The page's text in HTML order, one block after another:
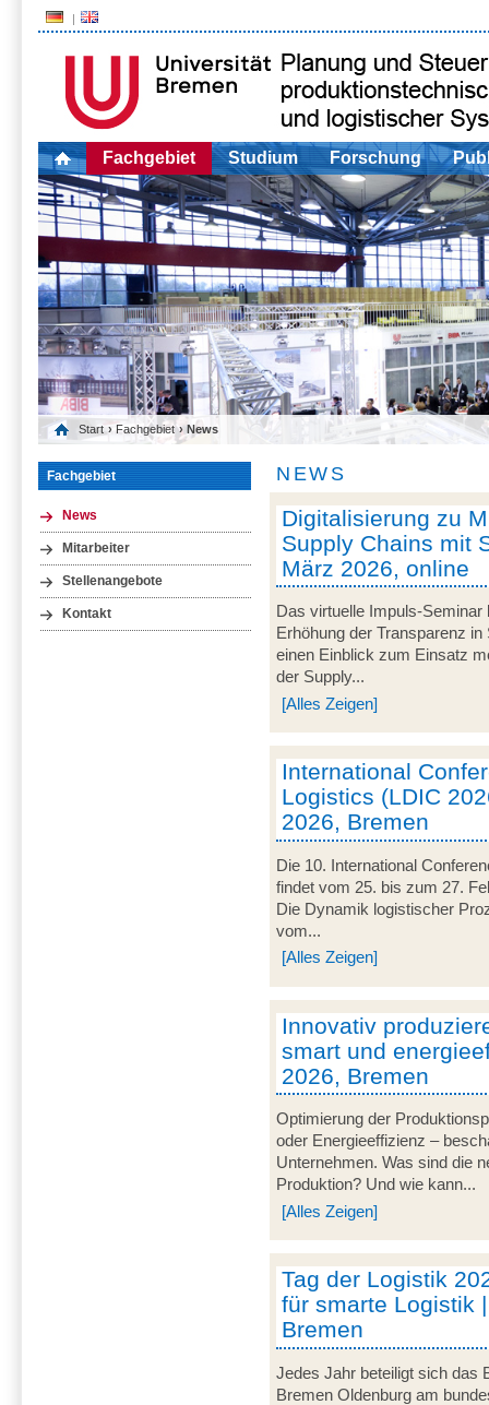
Fachgebiet Studium Forschung
Start › Fachgebiet › News
Fachgebiet
News
Mitarbeiter
Stellenangebote
Kontakt
NEWS
Digitalisierung zu
Supply Chains mit
März 2026, online
Das virtuelle Impuls-Seminar
Erhöhung der Transparenz
einen Einblick zum Einsatz
der Supply...
[Alles Zeigen]
International
Logistics (LDIC
2026, Bremen
Die 10. International
findet vom 25. bis zum 27.
Die Dynamik logistischer
vom...
[Alles Zeigen]
Innovativ
smart und
2026, Bremen
Optimierung der
oder Energieeffizienz –
Unternehmen. Was sind die
Produktion? Und wie kann...
[Alles Zeigen]
Tag der Logistik
für smarte Logistik
Bremen
Jedes Jahr beteiligt sich das
Bremen Oldenburg am